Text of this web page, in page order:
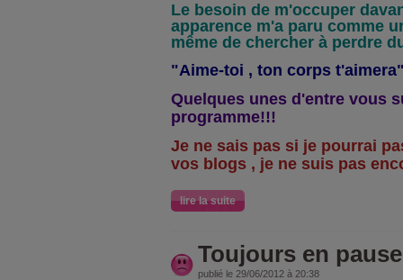
Le besoin de m'occuper
apparence m'a paru comme
même de chercher à perdre
"Aime-toi , ton corps
Quelques unes d'entre vous
programme!!!
Je ne sais pas si je pourrai
vos blogs , je ne suis pas
lire la suite
Toujours en
publié le 29/06/2012 à 20:38